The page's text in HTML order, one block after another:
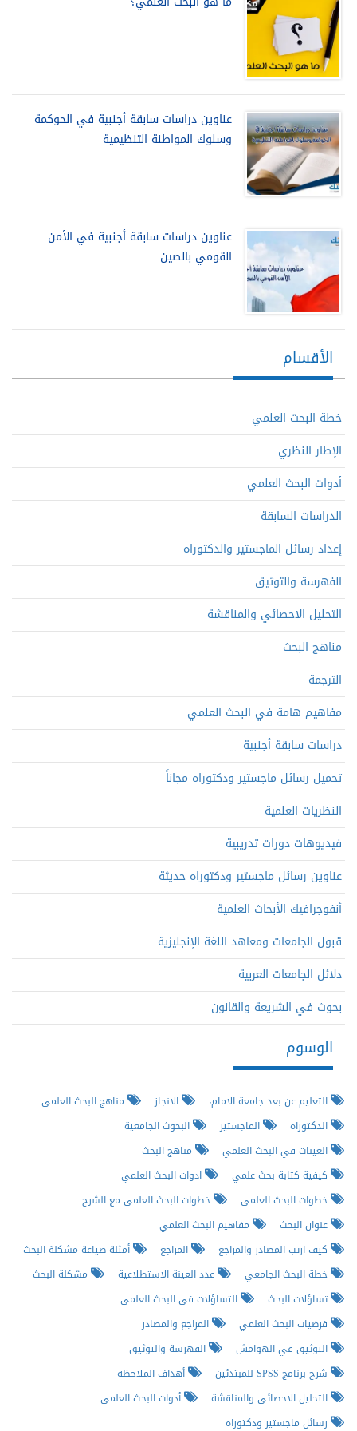
عناوين دراسات سابقة أجنبية في الحوكمة
وسلوك المواطنة التنظيمية
عناوين دراسات سابقة أجنبية في الأمن
القومي بالصين
الأقسام
خطة البحث العلمي
الإطار النظري
أدوات البحث العلمي
الدراسات السابقة
إعداد رسائل الماجستير والدكتوراه
الفهرسة والتوثيق
التحليل الاحصائي والمناقشة
مناهج البحث
الترجمة
مفاهيم هامة في البحث العلمي
دراسات سابقة أجنبية
تحميل رسائل ماجستير ودكتوراه مجاناً
النظريات العلمية
فيديوهات دورات تدريبية
عناوين رسائل ماجستير ودكتوراه حديثة
أنفوجرافيك الأبحاث العلمية
قبول الجامعات ومعاهد اللغة الإنجليزية
دلائل الجامعات العربية
بحوث في الشريعة والقانون
الوسوم
التعليم عن بعد جامعة الامام، الانجاز
مناهج البحث العلمي
الدكتوراه
الماجستير
البحوث الجامعية
العينات في البحث العلمي
مناهج البحث
كيفية كتابة بحث علمي
ادوات البحث العلمي
خطوات البحث العلمي
خطوات البحث العلمي مع الشرح
عنوان البحث
مفاهيم البحث العلمي
كيف ارتب المصادر والمراجع
المراجع
أمثلة صياغة مشكلة البحث
خطة البحث الجامعي
عدد العينة الاستطلاعية
مشكلة البحث
تساؤلات البحث
التساؤلات في البحث العلمي
فرضيات البحث العلمي
المراجع والمصادر
التوثيق في الهوامش
الفهرسة والتوثيق
شرح برنامج SPSS للمبتدئين
أهداف الملاحظة
التحليل الاحصائي والمناقشة
أدوات البحث العلمي
رسائل ماجستير ودكتوراه